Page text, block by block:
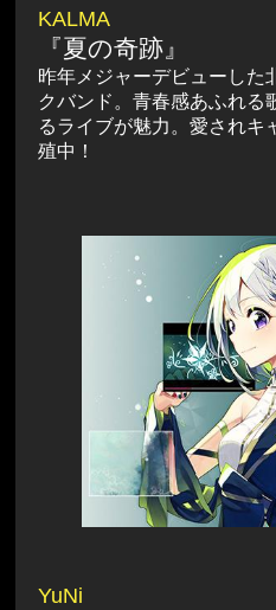
KALMA
『夏の奇跡』
昨年メジャーデビューした
クバンド。青春感あふれる
るライブが魅力。愛されキ
殖中！
YuNi